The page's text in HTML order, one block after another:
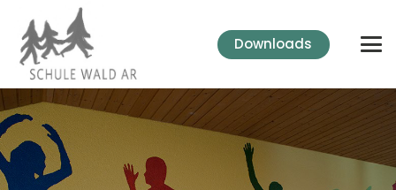
Downloads